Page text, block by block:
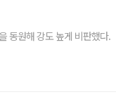
동원해 강도 높게 비판했다.